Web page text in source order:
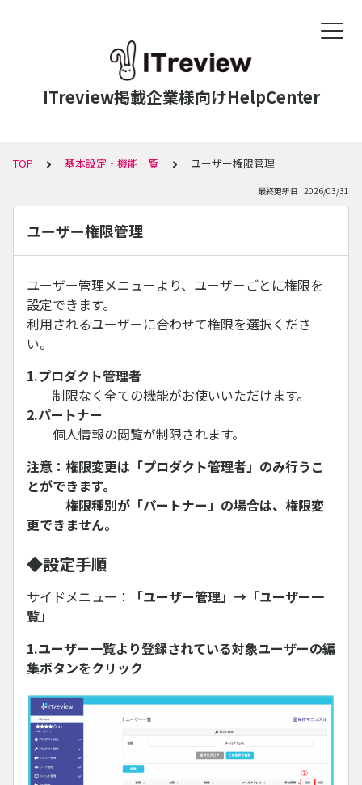
ITreview掲載企業様向けHelpCenter
TOP 基本設定・機能一覧 ユーザー権限管理
最終更新日 : 2026/03/31
ユーザー権限管理
ユーザー管理メニューより、ユーザーごとに権限を
設定できます。
利用されるユーザーに合わせて権限を選択くださ
い。
1.プロダクト管理者
制限なく全ての機能がお使いいただけます。
2.パートナー
個人情報の閲覧が制限されます。
注意：権限変更は「プロダクト管理者」のみ行うこ
とができます。
権限種別が「パートナー」の場合は、権限変
更できません。
◆設定手順
サイドメニュー：
「ユーザー管理」→「ユーザー一
覧」
1.ユーザー一覧より登録されている対象ユーザーの編
集ボタンをクリック